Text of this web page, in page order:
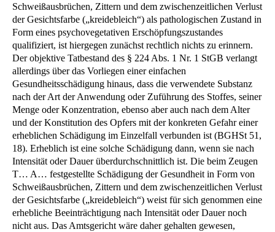
Schweißausbrüchen, Zittern und dem zwischenzeitlichen Verlust
der Gesichtsfarbe („kreidebleich“) als pathologischen Zustand in
Form eines psychovegetativen Erschöpfungszustandes
qualifiziert, ist hiergegen zunächst rechtlich nichts zu erinnern.
Der objektive Tatbestand des § 224 Abs. 1 Nr. 1 StGB verlangt
allerdings über das Vorliegen einer einfachen
Gesundheitsschädigung hinaus, dass die verwendete Substanz
nach der Art der Anwendung oder Zuführung des Stoffes, seiner
Menge oder Konzentration, ebenso aber auch nach dem Alter
und der Konstitution des Opfers mit der konkreten Gefahr einer
erheblichen Schädigung im Einzelfall verbunden ist (BGHSt 51,
18). Erheblich ist eine solche Schädigung dann, wenn sie nach
Intensität oder Dauer überdurchschnittlich ist. Die beim Zeugen
T… A… festgestellte Schädigung der Gesundheit in Form von
Schweißausbrüchen, Zittern und dem zwischenzeitlichen Verlust
der Gesichtsfarbe („kreidebleich“) weist für sich genommen eine
erhebliche Beeinträchtigung nach Intensität oder Dauer noch
nicht aus. Das Amtsgericht wäre daher gehalten gewesen,